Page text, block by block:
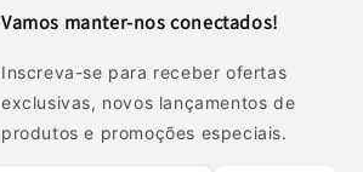
Vamos manter-nos conectados!
Inscreva-se para receber ofertas
exclusivas, novos lançamentos de
produtos e promoções especiais.